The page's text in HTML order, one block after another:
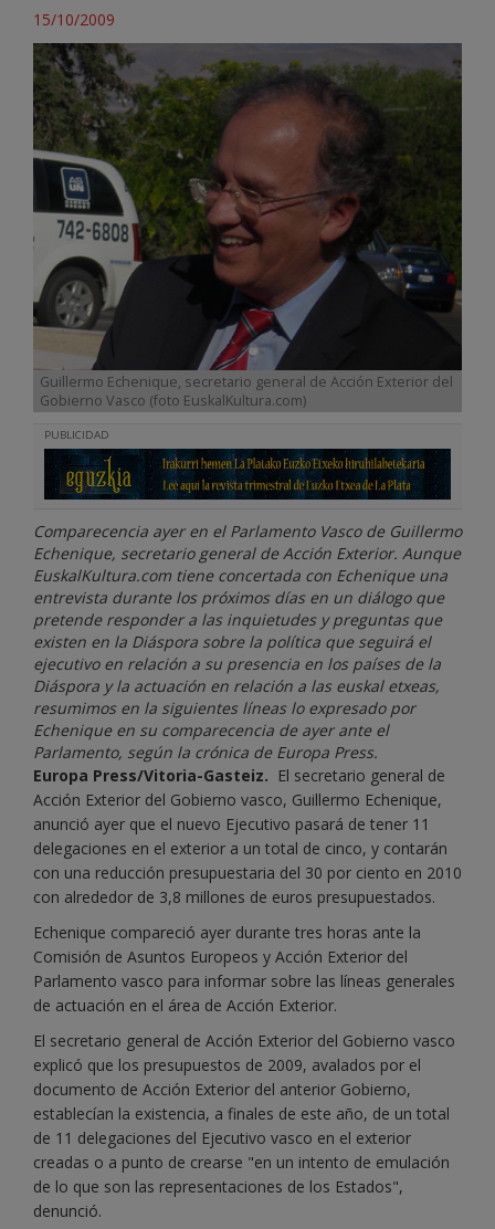
15/10/2009
Guillermo Echenique, secretario general de Acción Exterior del
Gobierno Vasco (foto EuskalKultura.com)
PUBLICIDAD
Comparecencia ayer en el Parlamento Vasco de Guillermo
Echenique, secretario general de Acción Exterior. Aunque
EuskalKultura.com tiene concertada con Echenique una
entrevista durante los próximos días en un diálogo que
pretende responder a las inquietudes y preguntas que
existen en la Diáspora sobre la política que seguirá el
ejecutivo en relación a su presencia en los países de la
Diáspora y la actuación en relación a las euskal etxeas,
resumimos en la siguientes líneas lo expresado por
Echenique en su comparecencia de ayer ante el
Parlamento, según la crónica de Europa Press.
Europa Press/Vitoria-Gasteiz. El secretario general de
Acción Exterior del Gobierno vasco, Guillermo Echenique,
anunció ayer que el nuevo Ejecutivo pasará de tener 11
delegaciones en el exterior a un total de cinco, y contarán
con una reducción presupuestaria del 30 por ciento en 2010
con alrededor de 3,8 millones de euros presupuestados.
Echenique compareció ayer durante tres horas ante la
Comisión de Asuntos Europeos y Acción Exterior del
Parlamento vasco para informar sobre las líneas generales
de actuación en el área de Acción Exterior.
El secretario general de Acción Exterior del Gobierno vasco
explicó que los presupuestos de 2009, avalados por el
documento de Acción Exterior del anterior Gobierno,
establecían la existencia, a finales de este año, de un total
de 11 delegaciones del Ejecutivo vasco en el exterior
creadas o a punto de crearse "en un intento de emulación
de lo que son las representaciones de los Estados",
denunció.